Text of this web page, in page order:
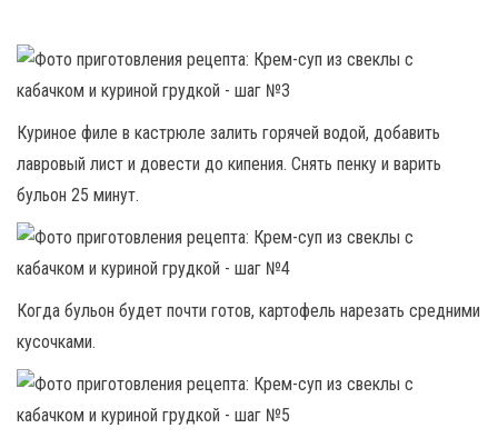
Куриное филе в кастрюле залить горячей водой, добавить
лавровый лист и довести до кипения. Снять пенку и варить
бульон 25 минут.
Когда бульон будет почти готов, картофель нарезать средними
кусочками.